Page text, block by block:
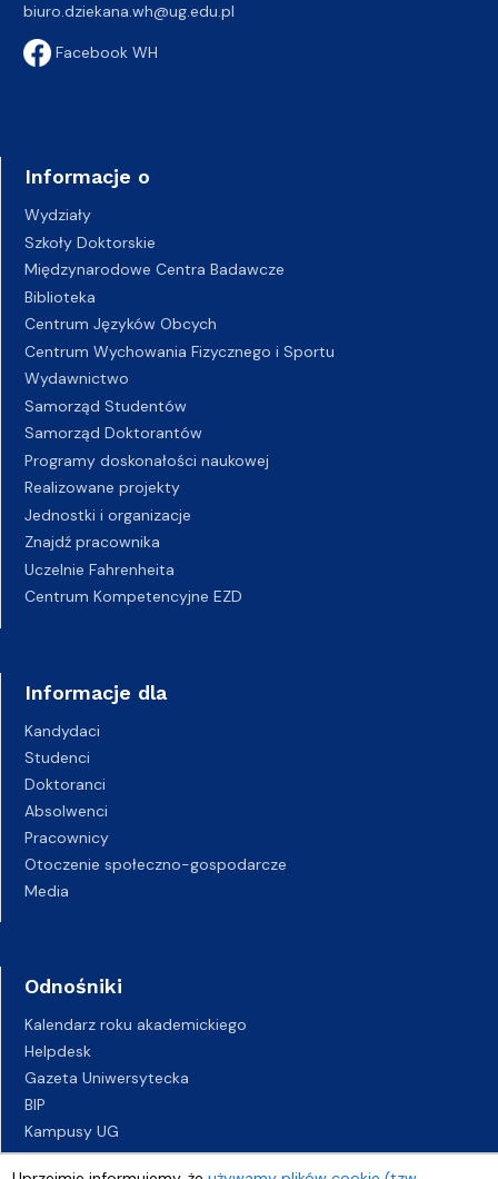
biuro.dziekana.wh@ug.edu.pl
Facebook WH
Informacje o
Wydziały
Szkoły Doktorskie
Międzynarodowe Centra Badawcze
Biblioteka
Centrum Języków Obcych
Centrum Wychowania Fizycznego i Sportu
Wydawnictwo
Samorząd Studentów
Samorząd Doktorantów
Programy doskonałości naukowej
Realizowane projekty
Jednostki i organizacje
Znajdź pracownika
Uczelnie Fahrenheita
Centrum Kompetencyjne EZD
Informacje dla
Kandydaci
Studenci
Doktoranci
Absolwenci
Pracownicy
Otoczenie społeczno-gospodarcze
Media
Odnośniki
Kalendarz roku akademickiego
Helpdesk
Gazeta Uniwersytecka
BIP
Kampusy UG
Biuro Karier UG